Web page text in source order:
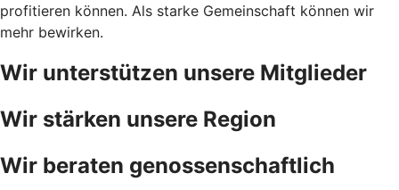
profitieren können. Als starke Gemeinschaft können wir
mehr bewirken.
Wir unterstützen unsere Mitglieder
Wir stärken unsere Region
Wir beraten genossenschaftlich